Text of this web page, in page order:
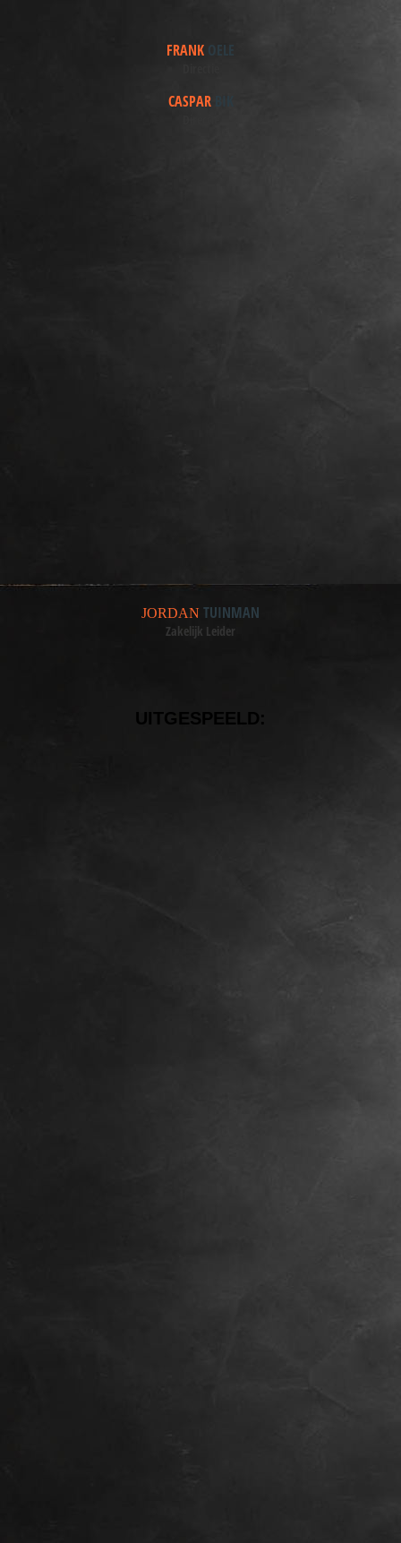
FRANK OELE
CASPAR
JORDAN TUINMAN
Zakelijk Leider
UITGESPEELD: